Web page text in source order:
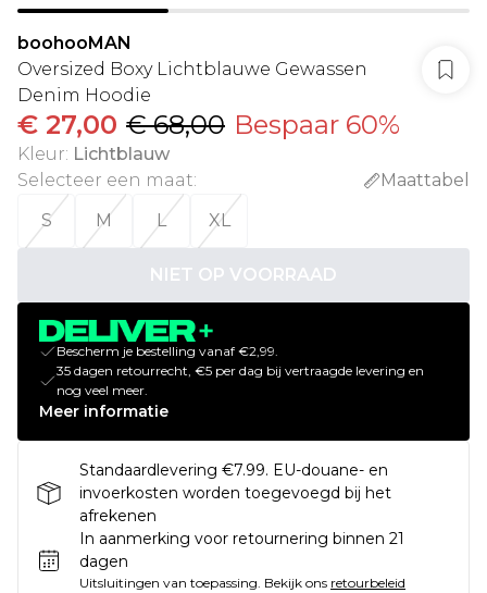
boohooMAN
Oversized Boxy Lichtblauwe Gewassen
Denim Hoodie
€ 27,00 € 68,00 Bespaar 60%
Kleur: Lichtblauw
Selecteer een maat:
Maattabel
S
M L XL
NIET OP VOORRAAD
Bescherm je bestelling vanaf €2,99.
35 dagen retourrecht, €5 per dag bij vertraagde levering en
nog veel meer.
Meer informatie
Standaardlevering €7.99. EU-douane- en
invoerkosten worden toegevoegd bij het
afrekenen
In aanmerking voor retournering binnen 21
dagen
Uitsluitingen van toepassing. Bekijk ons retourbeleid